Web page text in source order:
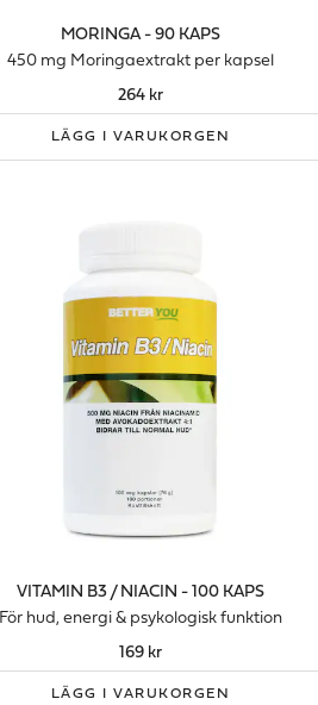
MORINGA - 90 KAPS
450 mg Moringaextrakt per kapsel
264 kr
LÄGG I VARUKORGEN
VITAMIN B3 / NIACIN - 100 KAPS
För hud, energi & psykologisk funktion
169 kr
LÄGG I VARUKORGEN